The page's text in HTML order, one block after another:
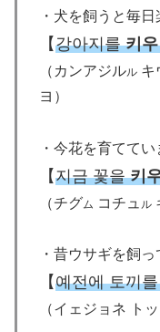
・犬を飼うと毎日
【강아지를키
（カンアジルル キ
ヨ）
・今花を育ててい
【지금 꽃을키
（チグム コチュ ル
・昔ウサギを飼っ
【예전에 토끼
（イェジョネ ト